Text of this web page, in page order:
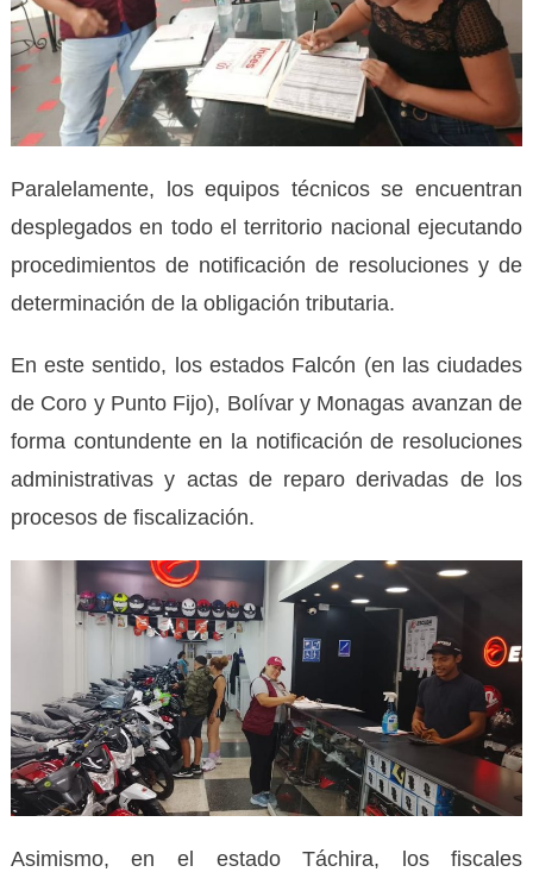
Paralelamente, los equipos técnicos se encuentran
desplegados en todo el territorio nacional ejecutando
procedimientos de notificación de resoluciones y de
determinación de la obligación tributaria.
En este sentido, los estados Falcón (en las ciudades
de Coro y Punto Fijo), Bolívar y Monagas avanzan de
forma contundente en la notificación de resoluciones
administrativas y actas de reparo derivadas de los
procesos de fiscalización.
Asimismo, en el estado Táchira, los fiscales